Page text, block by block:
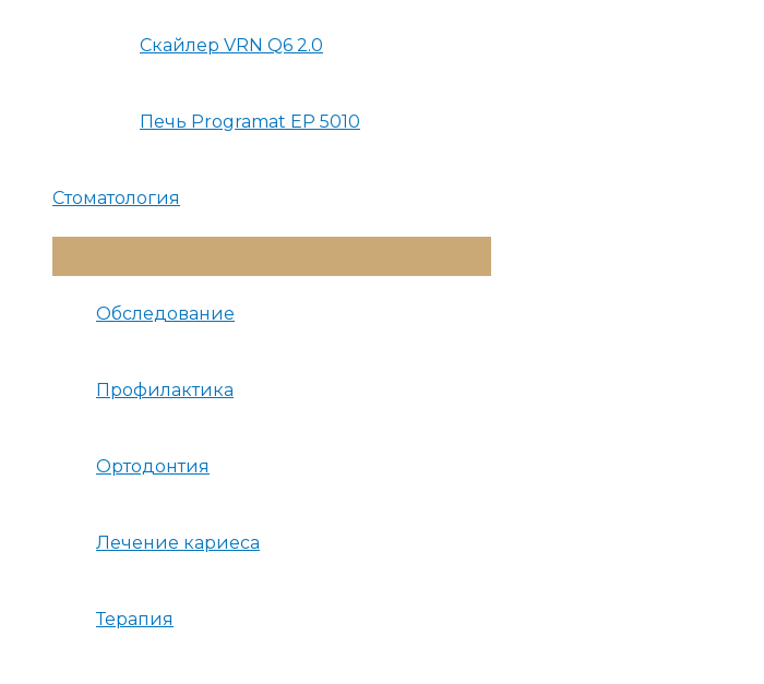
Скайлер VRN Q6 2.0
Печь Programat EP 5010
Стоматология
Меню
Обследование
Профилактика
Ортодонтия
Лечение кариеса
Терапия